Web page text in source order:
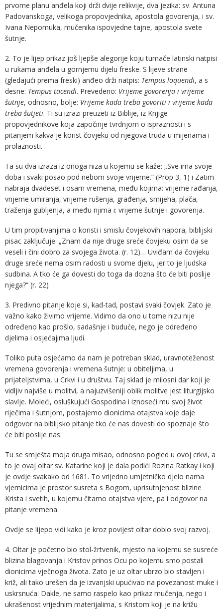
prvome planu anđela koji drži dvije relikvije, dva jezika: sv. Antuna
Padovanskoga, velikoga propovjednika, apostola govorenja, i sv.
Ivana Nepomuka, mučenika ispovjedne tajne, apostola svete
šutnje.
2. To je lijep prikaz još ljepše alegorije koju tumače latinski natpisi
u rukama anđela u gornjemu dijelu freske. S lijeve strane
(gledajući prema freski) anđeo drži natpis: Tempus loquendi, a s
desne: Tempus tacendi. Prevedeno: Vrijeme govorenja i vrijeme
šutnje, odnosno, bolje: Vrijeme kada treba govoriti i vrijeme kada
treba šutjeti. Ti su izrazi preuzeti iz Biblije, iz Knjige
propovjednikove koja započinje tvrdnjom o ispraznosti i s
pitanjem kakva je korist čovjeku od njegova truda u mijenama i
prolaznosti.
Ta su dva izraza iz onoga niza u kojemu se kaže: „Sve ima svoje
doba i svaki posao pod nebom svoje vrijeme.“ (Prop 3, 1) i Zatim
nabraja dvadeset i osam vremena, među kojima: vrijeme rađanja,
vrijeme umiranja, vrijeme rušenja, građenja, smijeha, plača,
traženja gubljenja, a među njima i: vrijeme šutnje i govorenja.
U tim propitivanjima o koristi i smislu čovjekovih napora, biblijski
pisac zaključuje: „Znam da nije druge sreće čovjeku osim da se
veseli i čini dobro za svojega života. (r. 12)… Uviđam da čovjeku
druge sreće nema osim radosti u svome djelu, jer to je ljudska
sudbina. A tko će ga dovesti do toga da dozna što će biti poslije
njega?“ (r. 22)
3. Predivno pitanje koje si, kad-tad, postavi svaki čovjek. Zato je
važno kako živimo vrijeme. Vidimo da ono u tome nizu nije
određeno kao prošlo, sadašnje i buduće, nego je određeno
djelima i osjećajima ljudi.
Toliko puta osjećamo da nam je potreban sklad, uravnoteženost
vremena govorenja i vremena šutnje: u obiteljima, u
prijateljstvima, u Crkvi i u društvu. Taj sklad je milosni dar koji je
vidljiv najviše u molitvi, a najuzvišeniji oblik molitve jest liturgijsko
slavlje. Moleći, osluškujući Gospodina i iznoseći mu svoj život
riječima i šutnjom, postajemo dionicima otajstva koje daje
odgovor na biblijsko pitanje tko će nas dovesti do spoznaje što
će biti poslije nas.
Tu se smješta moja druga misao, odnosno pogled u ovoj crkvi, a
to je ovaj oltar sv. Katarine koji je dala podići Rozina Ratkay i koji
je ovdje svakako od 1681. To vrijedno umjetničko djelo nama
vjernicima je prostor susreta s Bogom, uprisutnjenost blizine
Krista i svetih, u kojemu čitamo otajstva vjere, pa i odgovor na
pitanje vremena.
Ovdje se lijepo vidi kako je kroz povijest oltar dobio svoj razvoj.
4. Oltar je početno bio stol-žrtvenik, mjesto na kojemu se susreće
blizina blagovanja i Kristov prinos Ocu po kojemu smo postali
dionicima vječnoga života. Zato je uz oltar ubrzo bio stavljen i
križ, ali tako urešen da je izvanjski upućivao na povezanost muke i
uskrsnuća. Dakle, ne samo raspelo kao prikaz mučenja, nego i
ukrašenost vrijednim materijalima, s Kristom koji je na križu